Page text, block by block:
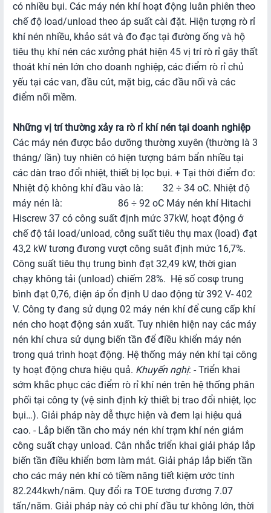
Hoạt
động
thuộc
FTAs
VĂN
BẢN
LÝ
Lĩnh
vực
TMĐT
Lĩnh
vực
FTAs
Lĩnh
vực
Logistics
BẢN
ĐỒ
MUA
SẮM
có nhiều bụi. Các máy nén khí hoạt động luân phiên theo
chế độ load/unload theo áp suất cài đặt. Hiện tượng rò rỉ
khí nén nhiều, khảo sát và đo đạc tại đường ống và hộ
tiêu thụ khí nén các xưởng phát hiện 45 vị trí rò rỉ gây thất
thoát khí nén lớn cho doanh nghiệp, các điểm rò rỉ chủ
yếu tại các van, đầu cút, mặt big, các đầu nối và các
điểm nối mềm.
Những vị trí thường xảy ra rò rỉ khí nén tại doanh nghiệp
Các máy nén được bảo dưỡng thường xuyên (thường là 3
tháng/ lần) tuy nhiên có hiện tượng bám bẩn nhiều tại
các dàn trao đổi nhiệt, thiết bị lọc bụi. + Tại thời điểm đo:
Nhiệt độ không khí đầu vào là: 32 ÷ 34 oC. Nhiệt độ
máy nén là: 86 ÷ 92 oC Máy nén khí Hitachi
Hiscrew 37 có công suất định mức 37kW, hoạt động ở
chế độ tải load/unload, công suất tiêu thụ max (load) đạt
43,2 kW tương đương vượt công suât định mức 16,7%.
Công suất tiêu thụ trung bình đạt 32,49 kW, thời gian
chạy không tải (unload) chiếm 28%. Hệ số cosφ trung
bình đạt 0,76, điện áp ổn định U­ dao động từ 392 V- 402
V. Công ty đang sử dụng 02 máy nén khí để cung cấp khí
nén cho hoạt động sản xuất. Tuy nhiên hiện nay các máy
nén khí chưa sử dụng biến tần để điều khiển máy nén
trong quá trình hoạt động. Hệ thống máy nén khí tại công
ty hoạt động chưa hiệu quả. Khuyến nghị: - Triển khai
sớm khắc phục các điểm rò rỉ khí nén trên hệ thống phân
phối tại công ty (vệ sinh định kỳ thiết bị trao đổi nhiệt, lọc
bụi…). Giải pháp này dễ thực hiện và đem lại hiệu quả
cao. - Lắp biến tần cho máy nén khí trạm khí nén giảm
công suất chạy unload. Cân nhắc triển khai giải pháp lắp
biến tần điều khiển bơm làm mát. Giải pháp lắp biến tần
cho các máy nén khí có tiềm năng tiết kiệm ước tính
82.244kwh/năm. Quy đổi ra TOE tương đương 7.07
tấn/năm. Giải pháp này có chi phí đầu tư không lớn, thời